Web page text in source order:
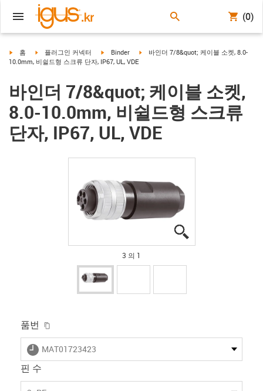
(0)
igus-icon-arrow-right
홈 igus-icon-arrow-right
플러그인 커넥터 igus-icon-arrow-right
Binder igus-icon-arrow-right
바인더 7/8&quot; 케이블 소켓, 8.0-
10.0mm, 비쉴드형 스크류 단자, IP67, UL, VDE
바인더 7/8&quot; 케이블 소켓,
8.0-10.0mm, 비쉴드형 스크류
단자, IP67, UL, VDE
3 의 1
품번
igus-icon-lieferzeit
MAT01723423
핀 수